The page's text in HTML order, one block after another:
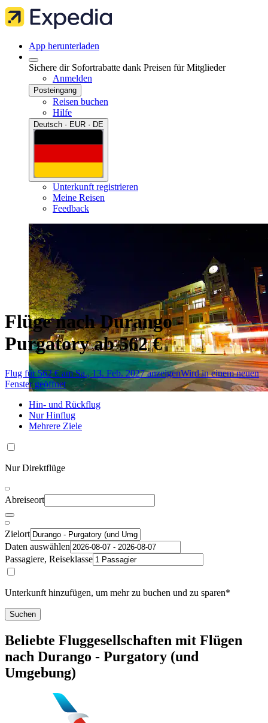
App herunterladen
Sichere dir Sofortrabatte dank Preisen für Mitglieder
Anmelden
Posteingang
Reisen buchen
Hilfe
Deutsch · EUR · DE
Unterkunft registrieren
Meine Reisen
Feedback
Flüge nach Durango -
Purgatory ab 562 €
Flug für 562 € am Sa., 13. Feb. 2027 anzeigenWird in einem neuen
Fenster geöffnet
Hin- und Rückflug
Nur Hinflug
Mehrere Ziele
Nur Direktflüge
Abreiseort
Zielort
Daten auswählen
Passagiere, Reiseklasse
Unterkunft hinzufügen, um mehr zu buchen und zu sparen*
Suchen
Beliebte Fluggesellschaften mit Flügen
nach Durango - Purgatory (und
Umgebung)